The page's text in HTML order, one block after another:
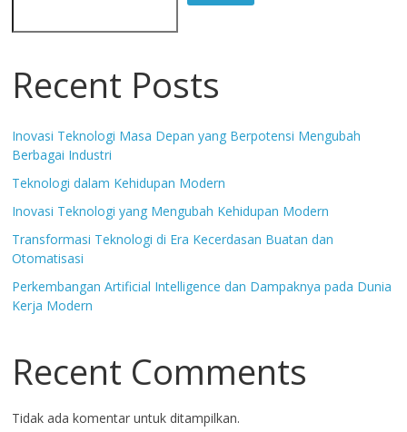
Recent Posts
Inovasi Teknologi Masa Depan yang Berpotensi Mengubah
Berbagai Industri
Teknologi dalam Kehidupan Modern
Inovasi Teknologi yang Mengubah Kehidupan Modern
Transformasi Teknologi di Era Kecerdasan Buatan dan
Otomatisasi
Perkembangan Artificial Intelligence dan Dampaknya pada Dunia
Kerja Modern
Recent Comments
Tidak ada komentar untuk ditampilkan.